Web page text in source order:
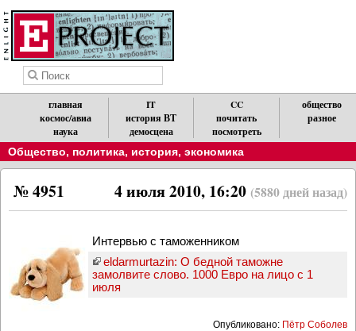
главная
космос/авиа
наука
IT
история ВТ
демосцена
CC
почитать
посмотреть
общество
разное
Общество, политика, история, экономика
4 июля 2010, 16:20 (5880 дней назад)
№ 4951
Интервью с таможенником
eldarmurtazin: О бедной таможне
замолвите слово. 1000 Евро на лицо с 1
июля
Опубликовано: Пётр Соболев